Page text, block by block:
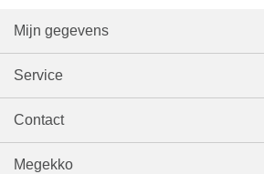
Mijn gegevens
Service
Contact
Megekko